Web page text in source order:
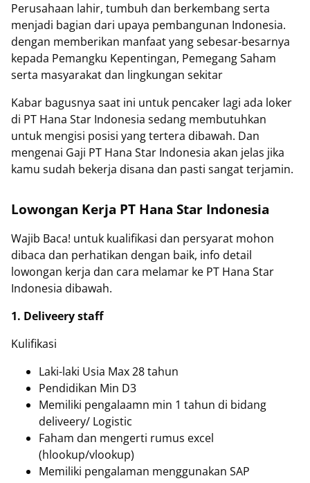
Perusahaan lahir, tumbuh dan berkembang serta
menjadi bagian dari upaya pembangunan Indonesia.
dengan memberikan manfaat yang sebesar-besarnya
kepada Pemangku Kepentingan, Pemegang Saham
serta masyarakat dan lingkungan sekitar
Kabar bagusnya saat ini untuk pencaker lagi ada loker
di PT Hana Star Indonesia sedang membutuhkan
untuk mengisi posisi yang tertera dibawah. Dan
mengenai Gaji PT Hana Star Indonesia akan jelas jika
kamu sudah bekerja disana dan pasti sangat terjamin.
Lowongan Kerja PT Hana Star Indonesia
Wajib Baca! untuk kualifikasi dan persyarat mohon
dibaca dan perhatikan dengan baik, info detail
lowongan kerja dan cara melamar ke PT Hana Star
Indonesia dibawah.
1. Deliveery staff
Kulifikasi
Laki-laki Usia Max 28 tahun
Pendidikan Min D3
Memiliki pengalaamn min 1 tahun di bidang
deliveery/ Logistic
Faham dan mengerti rumus excel
(hlookup/vlookup)
Memiliki pengalaman menggunakan SAP